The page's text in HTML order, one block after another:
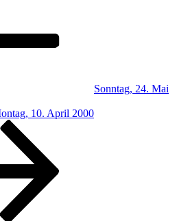
Sonntag, 24. Mai
10. April 2000